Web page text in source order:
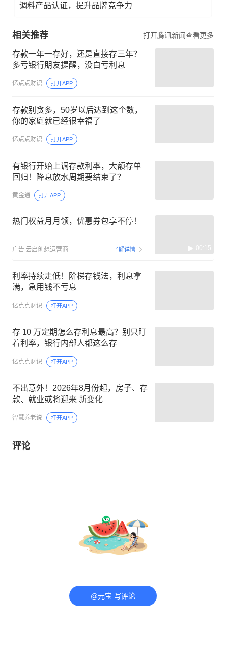
调料产品认证，提升品牌竞争力
相关推荐 打开腾讯新闻查看更多
存款一年一存好，还是直接存三年？
多亏银行朋友提醒，没白亏利息
亿点点财识 打开APP
存款别贪多，50岁以后达到这个数，
你的家庭就已经很幸福了
亿点点财识 打开APP
有银行开始上调存款利率，大额存单
回归！降息放水周期要结束了？
黄金通 打开APP
热门权益月月领，优惠券包享不停！
广告 云启创想运营商 了解详情 00:15
利率持续走低！阶梯存钱法，利息拿
满，急用钱不亏息
亿点点财识 打开APP
存 10 万定期怎么存利息最高？别只盯
着利率，银行内部人都这么存
亿点点财识 打开APP
不出意外！2026年8月份起，房子、存
款、就业或将迎来 新变化
智慧养老说 打开APP
评论
@元宝 写评论